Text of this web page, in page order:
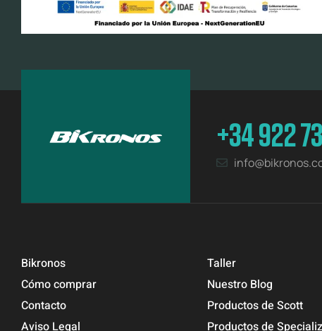
+34 922
Bikronos
Cómo comprar
Contacto
Aviso Legal
Taller
Nuestro Blog
Productos de Scott
Productos de